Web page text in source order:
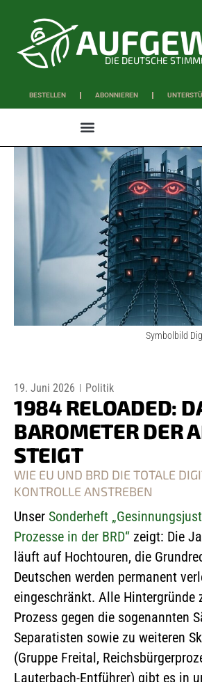
DIE DEUTSCHE
BESTELLEN ABONNIEREN
Symbolbild
19. Juni 2026 Politik
1984 RELOADED:
BAROMETER DER
STEIGT
WIE EU UND BRD DIE TOTALE
KONTROLLE ANSTREBEN
Unser Sonderheft
Prozesse in der BRD“ zeigt: Die
läuft auf Hochtouren, die
Deutschen werden permanent
eingeschränkt. Alle Hintergründe
Prozess gegen die sogenannten
Separatisten sowie zu weiteren
(Gruppe Freital,
Lauterbach-Entführer) gibt es in